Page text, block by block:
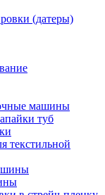
(датеры)
машины
туб
текстильной